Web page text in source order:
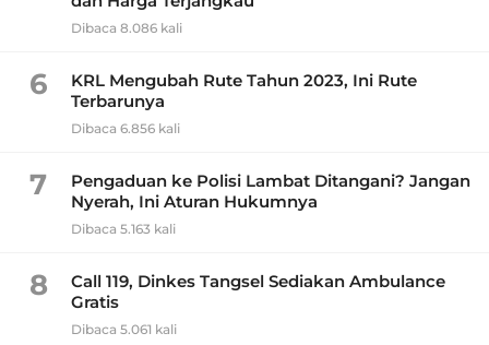
Dibaca 8.086 kali
6
KRL Mengubah Rute Tahun 2023, Ini Rute
Terbarunya
Dibaca 6.856 kali
7
Pengaduan ke Polisi Lambat Ditangani? Jangan
Nyerah, Ini Aturan Hukumnya
Dibaca 5.163 kali
8
Call 119, Dinkes Tangsel Sediakan Ambulance
Gratis
Dibaca 5.061 kali